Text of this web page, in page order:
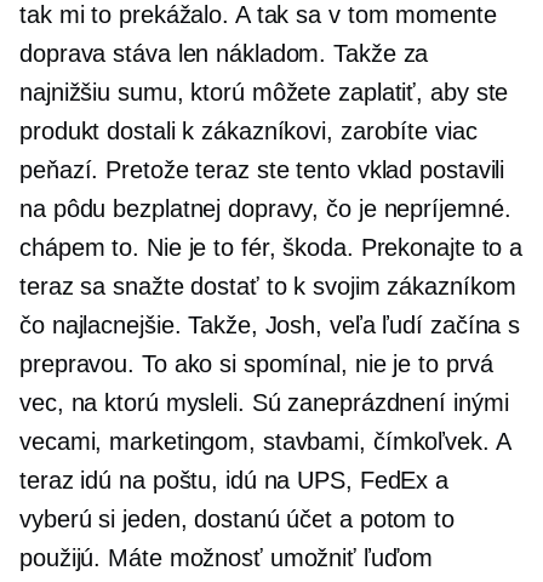
tak mi to prekážalo. A tak sa v tom momente
doprava stáva len nákladom. Takže za
najnižšiu sumu, ktorú môžete zaplatiť, aby ste
produkt dostali k zákazníkovi, zarobíte viac
peňazí. Pretože teraz ste tento vklad postavili
na pôdu bezplatnej dopravy, čo je nepríjemné.
chápem to. Nie je to fér, škoda. Prekonajte to a
teraz sa snažte dostať to k svojim zákazníkom
čo najlacnejšie. Takže, Josh, veľa ľudí začína s
prepravou. To ako si spomínal, nie je to prvá
vec, na ktorú mysleli. Sú zaneprázdnení inými
vecami, marketingom, stavbami, čímkoľvek. A
teraz idú na poštu, idú na UPS, FedEx a
vyberú si jeden, dostanú účet a potom to
použijú. Máte možnosť umožniť ľuďom